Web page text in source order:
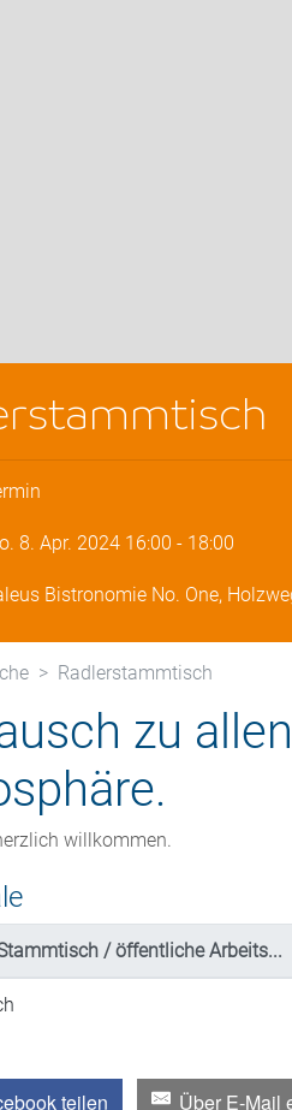
8. Apr. 2024 16:00 - 18:00
Bistronomie No. One,
Radlerstammtisch
zu
willkommen.
/ öffentliche Arbeits...
teilen Über E-Mail